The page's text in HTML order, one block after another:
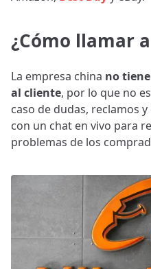
¿Cómo llamar
La empresa china no
al cliente, por lo que no
caso de dudas, reclamos
con un chat en vivo para
problemas de los